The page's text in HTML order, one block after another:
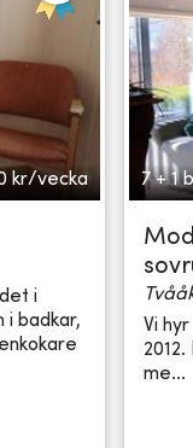
kr/vecka
i
i badkar,
7 + 1
Vi
me...